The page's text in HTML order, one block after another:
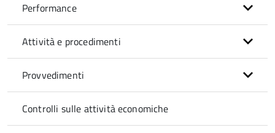
Performance
Attività e procedimenti
Provvedimenti
Controlli sulle attività economiche